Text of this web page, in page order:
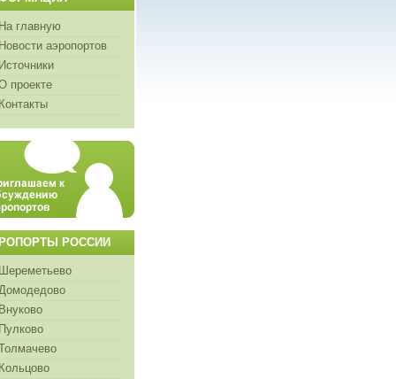
На главную
Новости аэропортов
Источники
проекте
Контакты
РОССИИ
Шереметьево
Внуково
Пулково
Кольцово